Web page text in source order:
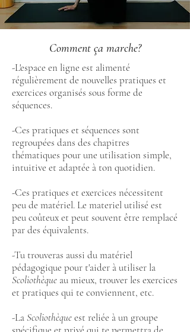
Comment ça marche?
-L'espace en ligne est alimenté
régulièrement de nouvelles pratiques et
exercices organisés sous forme de
séquences.
-Ces pratiques et séquences sont
regroupées dans des chapitres
thématiques pour une utilisation simple,
intuitive et adaptée à ton quotidien.
-Ces pratiques et exercices nécessitent
peu de matériel. Le materiel utilisé est
peu coûteux et peut souvent être remplacé
par des équivalents.
-Tu trouveras aussi du matériel
pédagogique pour t'aider à utiliser la
Scoliothèque au mieux, trouver les exercices
et pratiques qui te conviennent, etc.
-LaScoliothèqueest reliée à un groupe